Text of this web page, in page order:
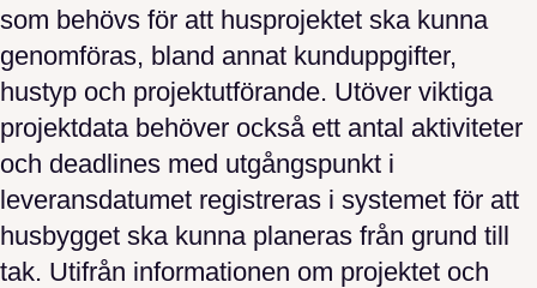
som behövs för att husprojektet ska kunna
genomföras, bland annat kunduppgifter,
hustyp och projektutförande. Utöver viktiga
projektdata behöver också ett antal aktiviteter
och deadlines med utgångspunkt i
leveransdatumet registreras i systemet för att
husbygget ska kunna planeras från grund till
tak. Utifrån informationen om projektet och